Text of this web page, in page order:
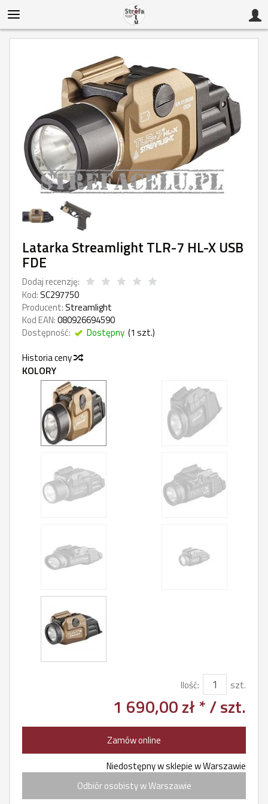
Latarka Streamlight TLR-7 HL-X USB
FDE
Dodaj recenzję:
Kod:SC297750
Producent:Streamlight
Kod EAN:080926694590
Dostępność:
Dostępny (1 szt.)
Historia ceny
KOLORY
Ilość: szt.
1 690,00 zł */ szt.
Zamów online
Niedostępny w sklepie w Warszawie
Odbiór osobisty w Warszawie